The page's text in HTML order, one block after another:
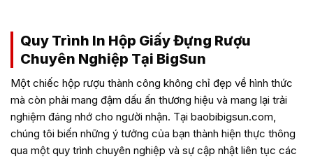
Quy Trình In Hộp Giấy Đựng Rượu
Chuyên Nghiệp Tại BigSun
Một chiếc hộp rượu thành công không chỉ đẹp về hình thức
mà còn phải mang đậm dấu ấn thương hiệu và mang lại trải
nghiệm đáng nhớ cho người nhận. Tại baobibigsun.com,
chúng tôi biến những ý tưởng của bạn thành hiện thực thông
qua một quy trình chuyên nghiệp và sự cập nhật liên tục các